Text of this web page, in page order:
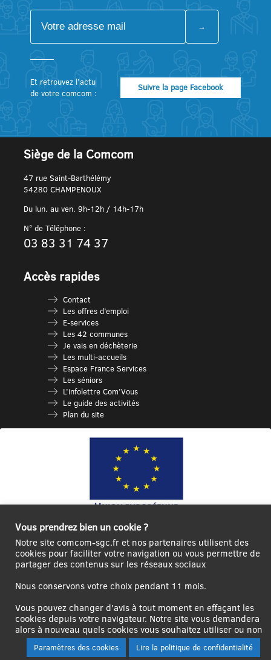
Et retrouvez l’actu
de votre comcom :
Suivre la page Facebook
Siège de la Comcom
47 rue Saint-Barthélémy
54280 CHAMPENOUX
Du lun. au ven. 9h-12h / 14h-17h
N° de Téléphone :
03 83 31 74 37
Accès rapides
Contact
Les offres d’emploi
E-services
Les 42 communes
Je vais en déchèterie
Les multi-accueils
Espace France Services
Les séniors
L’infolettre Com’Vous
Le guide des activités
Plan du site
Ce site internet a été cofinancé par l’Union européenne avec le Fonds
Européen de Développement Régional à hauteur de 12 572€
déconnecter
Créer un
utilisateur
Contact
Plan
site
Vous prendrez bien un cookie ?
Notre site comcom-sgc.fr et nos partenaires utilisent des
cookies pour faciliter votre navigation ou vous permettre de
partager des contenus sur les réseaux sociaux
Nous conservons votre choix pendant 11 mois.
Vous pouvez changer d'avis à tout moment en effaçant les
cookies depuis votre navigateur. Notre site vous demandera
alors à nouveau quels cookies vous souhaitez utiliser ou non
Paramètres des cookies Lire la politique de confidentialité